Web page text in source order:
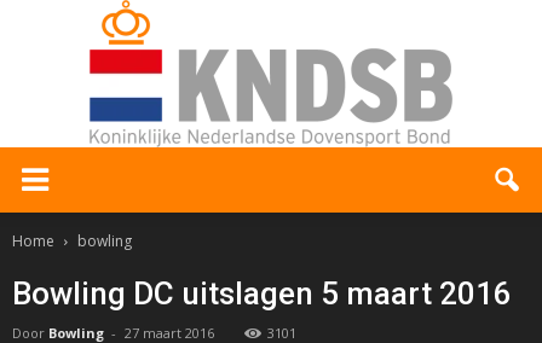
Home bowling
Bowling DC uitslagen 5 maart 2016
Door Bowling - 27 maart 2016 3101